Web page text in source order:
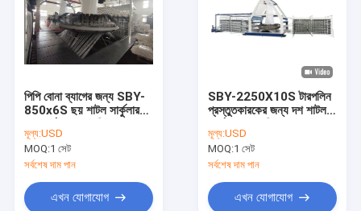
পিপি বোনা ব্যাগের জন্য SBY-
850x6S ছয় শাটল সার্কুলার
মূল্য:USD
MOQ:1 সেট
সর্বশেষ দাম পান
এখন যোগাযোগ
SBY-2250X10S টারপলিন
প্রস্তুতকারকের জন্য দশ শাটল
মূল্য:USD
MOQ:1 সেট
সর্বশেষ দাম পান
এখন যোগাযোগ